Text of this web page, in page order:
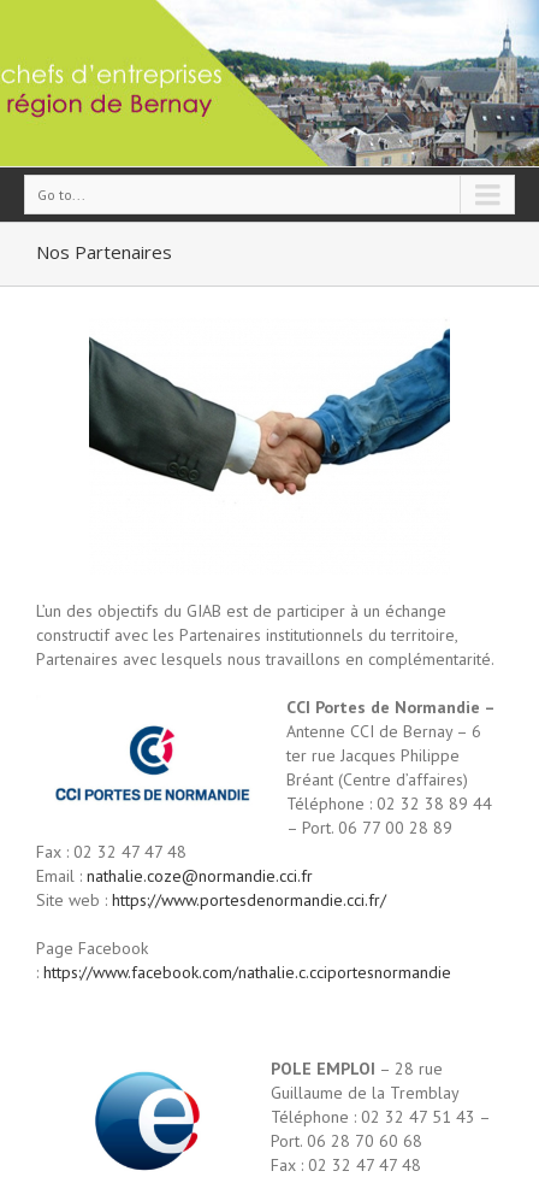
Go to...
Nos Partenaires
L’un des objectifs du GIAB est de participer à un échange
constructif avec les Partenaires institutionnels du territoire,
Partenaires avec lesquels nous travaillons en complémentarité.
CCI Portes de Normandie –
Antenne CCI de Bernay – 6
ter rue Jacques Philippe
Bréant (Centre d’affaires)
Téléphone : 02 32 38 89 44
– Port. 06 77 00 28 89
Fax : 02 32 47 47 48
Email : nathalie.coze@normandie.cci.fr
Site web : https://www.portesdenormandie.cci.fr/
Page Facebook
: https://www.facebook.com/nathalie.c.cciportesnormandie
POLE EMPLOI – 28 rue
Guillaume de la Tremblay
Téléphone : 02 32 47 51 43 –
Port. 06 28 70 60 68
Fax : 02 32 47 47 48